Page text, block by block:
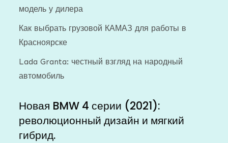
модель у дилера
Как выбрать грузовой КАМАЗ для работы в
Красноярске
Lada Granta: честный взгляд на народный
автомобиль
Новая BMW 4 серии (2021):
революционный дизайн и мягкий
гибрид.